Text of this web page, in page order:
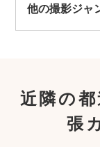
他の撮影ジャ
近隣の
張